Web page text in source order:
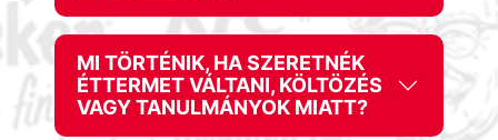
MI TÖRTÉNIK, HA SZERETNÉK
ÉTTERMET VÁLTANI, KÖLTÖZÉS
VAGY TANULMÁNYOK MIATT?